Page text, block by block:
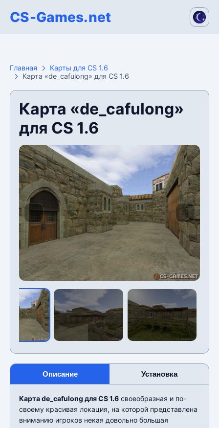
CS-Games.net
Главная
Карты для CS 1.6
Карта «de_cafulong» для CS 1.6
Карта «de_cafulong»
для CS 1.6
Описание Установка
Карта de_cafulong для CS 1.6 своеобразная и по-
своему красивая локация, на которой представлена
вниманию игроков некая довольно большая